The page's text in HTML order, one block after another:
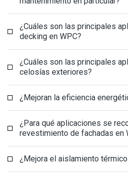
¿Cuáles son las principales
decking en WPC?
¿Cuáles son las principales
celosías exteriores?
¿Mejoran la eficiencia
¿Para qué aplicaciones se
revestimiento de fachadas en
¿Mejora el aislamiento